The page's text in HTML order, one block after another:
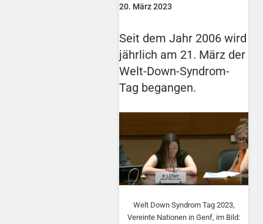
20. März 2023
Seit dem Jahr 2006 wird
jährlich am 21. März der
Welt-Down-Syndrom-
Tag begangen.
Welt Down Syndrom Tag 2023,
Vereinte Nationen in Genf, im Bild: